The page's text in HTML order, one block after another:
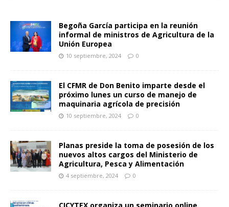
Begoña García participa en la reunión
informal de ministros de Agricultura de la
Unión Europea
10 septiembre, 2024 0
El CFMR de Don Benito imparte desde el
próximo lunes un curso de manejo de
maquinaria agrícola de precisión
10 septiembre, 2024 0
Planas preside la toma de posesión de los
nuevos altos cargos del Ministerio de
Agricultura, Pesca y Alimentación
4 septiembre, 2024 0
CICYTEX organiza un seminario online